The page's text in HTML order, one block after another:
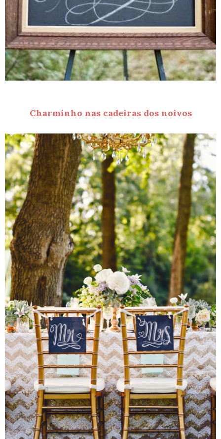
Charminho nas cadeiras dos noivos